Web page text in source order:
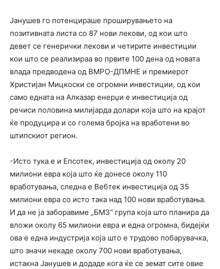
Јанушев го потенцираше проширувањето на
позитивната листа со 87 нови лекови, од кои што
девет се генерички лекови и четирите инвестиции
кои што се реализираа во првите 100 дена од новата
влада предводена од ВМРО-ДПМНЕ и премиерот
Христијан Мицкоски се огромни инвестиции, од кои
само едната на Алказар енерџи е инвестиција од
речиси половина милијарда долари која што на крајот
ќе продуцира и со голема бројка на вработени во
штипскиот регион.
-Исто тука е и Епсотек, инвестиција од околу 20
милиони евра која што ќе донесе околу 110
вработувања, следна е Вебтек инвестиција од 35
милиони евра со исто така над 100 нови вработувања.
И да не ја заборавиме „БМЗ“ група која што планира да
вложи околу 65 милиони евра и една огромна, бидејќи
ова е една индустрија која што е трудово побарувачка,
што значи некаде околу 700 нови вработувања,
истакна Јанушев и додаде кога ќе се земат сите овие